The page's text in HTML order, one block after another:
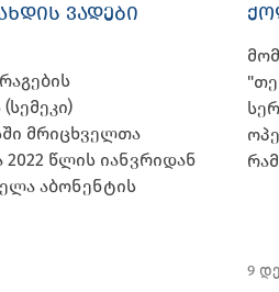
ᲕᲐᲓᲔᲑᲘ
მრიცხველთა
2022 წლის იანვრიდან
აბონენტის
9